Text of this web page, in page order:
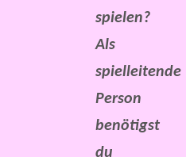
spielen?
Als
spielleitende
Person
benötigst
du